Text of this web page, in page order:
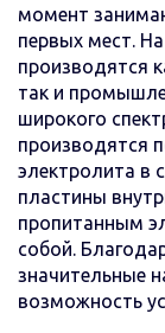
момент
первых мест.
производятся
так и
широкого
производятся
электролита в
пластины
пропитанным
собой.
значительные
возможность